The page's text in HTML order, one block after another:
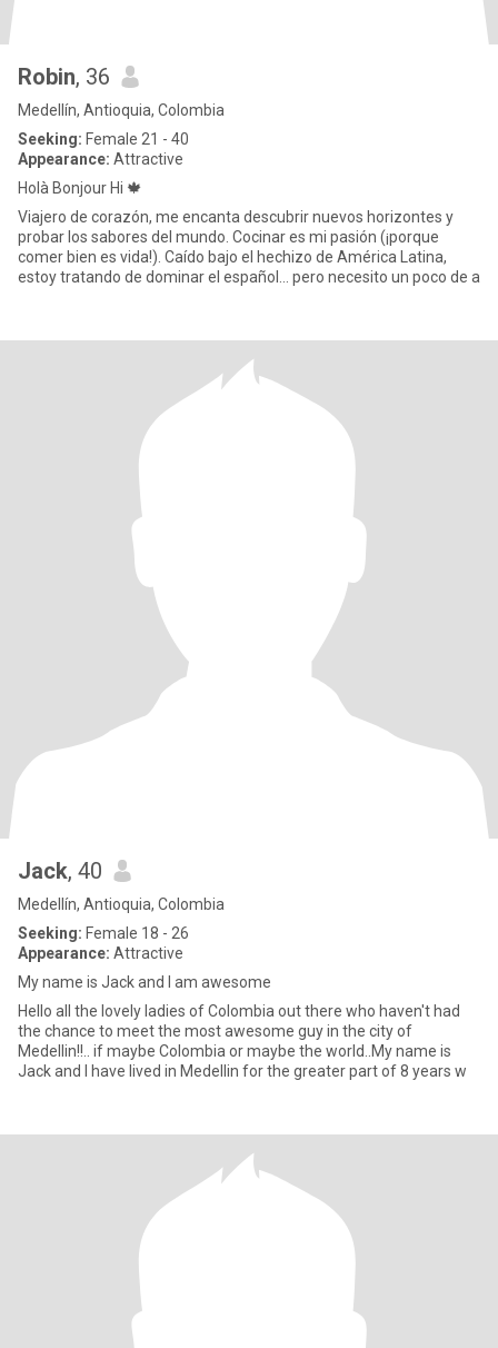
Robin, 36
Medellín, Antioquia, Colombia
Seeking: Female 21 - 40
Appearance: Attractive
Holà Bonjour Hi 🍁
Viajero de corazón, me encanta descubrir nuevos horizontes y
probar los sabores del mundo. Cocinar es mi pasión (¡porque
comer bien es vida!). Caído bajo el hechizo de América Latina,
estoy tratando de dominar el español... pero necesito un poco de a
Jack, 40
Medellín, Antioquia, Colombia
Seeking: Female 18 - 26
Appearance: Attractive
My name is Jack and I am awesome
Hello all the lovely ladies of Colombia out there who haven't had
the chance to meet the most awesome guy in the city of
Medellin!!.. if maybe Colombia or maybe the world..My name is
Jack and I have lived in Medellin for the greater part of 8 years w